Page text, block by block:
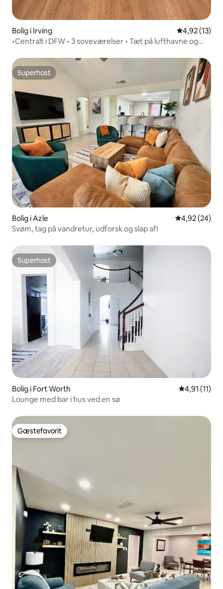
Bolig i Irving 4,92 ud af 5
4,92 (13)
•Centralt i DFW • 3 soveværelser • Tæt på lufthavne og
Superhost
Superhost
Bolig i Azle 4,92 ud af 5 i
4,92 (24)
Svøm, tag på vandretur, udforsk og slap af!
Superhost
Superhost
Bolig i Fort Worth 4,91 ud af 5
4,91 (11)
Lounge med bar i hus ved en sø
Gæstefavorit
Gæstefavorit